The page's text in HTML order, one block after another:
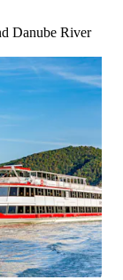
Danube River